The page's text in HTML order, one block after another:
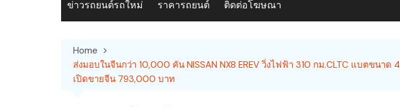
ข่าวรถยนต์รถใหม่ ราคารถยนต์ ติดต่อโฆษณา
Home
ส่งมอบในจีนกว่า 10,000 คัน NISSAN NX8 EREV วิ่งไฟฟ้า 310 กม.CLTC แบตขนา
เปิดขายจีน 793,000 บาท